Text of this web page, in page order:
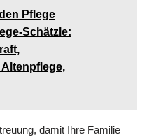
Pflege
Schätzle:
damit Ihre Familie